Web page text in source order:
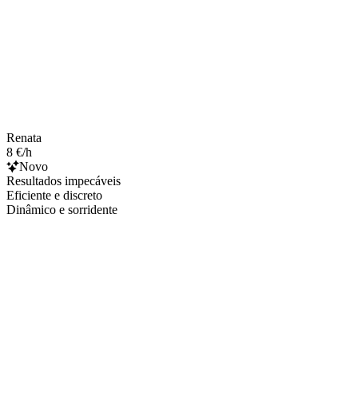
Renata
8 €/h
Novo
Resultados impecáveis
Eficiente e discreto
Dinâmico e sorridente